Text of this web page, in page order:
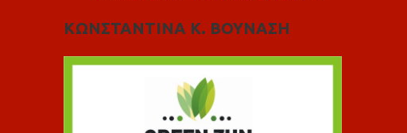
ΚΩΝΣΤΑΝΤΙΝΑ Κ. ΒΟΥΝΑΣΗ